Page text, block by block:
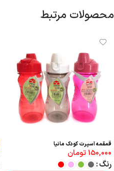
محصولات مرتبط
قمقمه اسپرت کودک مانیا
150,000تومان
رنگ